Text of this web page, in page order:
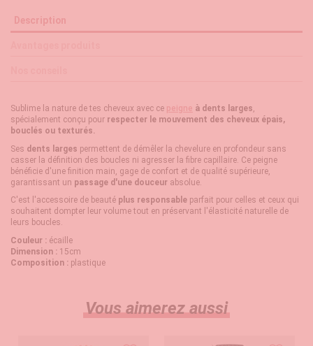
Description
Sublime la nature de tes cheveux avec ce peigne à dents larges,
spécialement conçu pour respecter le mouvement des cheveux épais,
bouclés ou texturés.
Ses dents larges permettent de démêler la chevelure en profondeur sans
casser la définition des boucles ni agresser la fibre capillaire. Ce peigne
bénéficie d'une finition main, gage de confort et de qualité supérieure,
garantissant un passage d'une douceur absolue.
C'est l'accessoire de beauté plus responsable parfait pour celles et ceux qui
souhaitent dompter leur volume tout en préservant l'élasticité naturelle de
leurs boucles.
Couleur : écaille
Dimension : 15cm
Composition : plastique
Vous aimerez aussi